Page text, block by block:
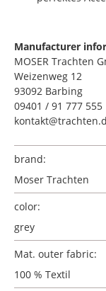
Manufacturer
MOSER Trachten
Weizenweg 12
93092 Barbing
09401 / 91 777 555
brand:
Moser Trachten
color:
grey
Mat. outer fabric:
100 % Textil